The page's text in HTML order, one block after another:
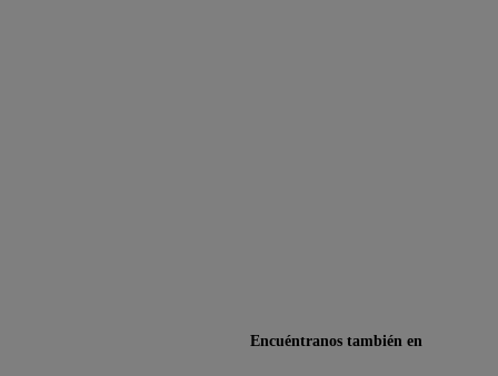
Encuéntranos también en